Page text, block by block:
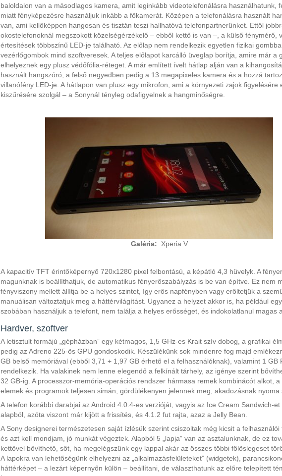
baloldalon van a másodlagos kamera, amit leginkább videotelefonálásra használhatunk,
miatt fényképezésre használjuk inkább a főkamerát. Középen a telefonálásra használt
van, ami kellőképpen hangosan és tisztán teszi hallhatóvá telefonpartnerünket. Ettől
okostelefonoknál megszokott közelségérzékelő – ebből kettő is van –, a külső fénymérő,
értesítések többszínű LED-je található. Az előlap nem rendelkezik egyetlen fizikai
vezérlőgombok mind szoftveresek. A teljes előlapot karcálló üveglap borítja, amire már a
elhelyeznek egy plusz védőfólia-réteget. A már említett ívelt hátlap alján van a
használt hangszóró, a felső negyedben pedig a 13 megapixeles kamera és a hozzá
villanófény LED-je. A hátlapon van plusz egy mikrofon, ami a környezeti zajok figyelésére
kiszűrésére szolgál – a Sonynál tényleg odafigyelnek a hangminőségre.
Galéria: Xperia V
A kapacitív TFT érintőképernyő 720x1280 pixel felbontású, a képátló 4,3 hüvelyk. A
magunknak is beállíthatjuk, de automatikus fényerőszabályzás is be van építve. Ez nem
fényviszony mellett állítja be a helyes szintet, így erős napfényben vagy erőltetjük a
manuálisan változtatjuk meg a háttérvilágítást. Ugyanez a helyzet akkor is, ha például
szobában használjuk a telefont, nem találja a helyes erősséget, és indokolatlanul magas
Hardver, szoftver
A letisztult formájú „gépházban” egy kétmagos, 1,5 GHz-es Krait szív dobog, a grafikai
pedig az Adreno 225-ös GPU gondoskodik. Készülékünk sok mindenre fog majd
GB belső memóriával (ebből 3,71 + 1,97 GB érhető el a felhasználóknak), valamint 1 GB
rendelkezik. Ha valakinek nem lenne elegendő a felkínált tárhely, az igénye szerint
32 GB-ig. A processzor-memória-operációs rendszer hármasa remek kombinácót alkot, a
elemek és programok teljesen simán, gördülékenyen jelennek meg, akadozásnak nyoma
A telefon korábbi darabjai az Android 4.0.4-es verzióját, vagyis az Ice Cream Sandwich-et
alapból, azóta viszont már kijött a frissítés, és 4.1.2 fut rajta, azaz a Jelly Bean.
A Sony designerei természetesen saját ízlésük szerint csiszoltak még kicsit a felhasználói
és azt kell mondjam, jó munkát végeztek. Alapból 5 „lapja” van az asztalunknak, de ez
kettővel bővíthető, sőt, ha megelégszünk egy lappal akár az összes többi fölöslegeset
A lapokra van lehetőségünk elhelyezni az „alkalmazásfelületeket” (widgetek),
háttérképet – a lezárt képernyőn külön – beállítani, de választhatunk az előre telepített